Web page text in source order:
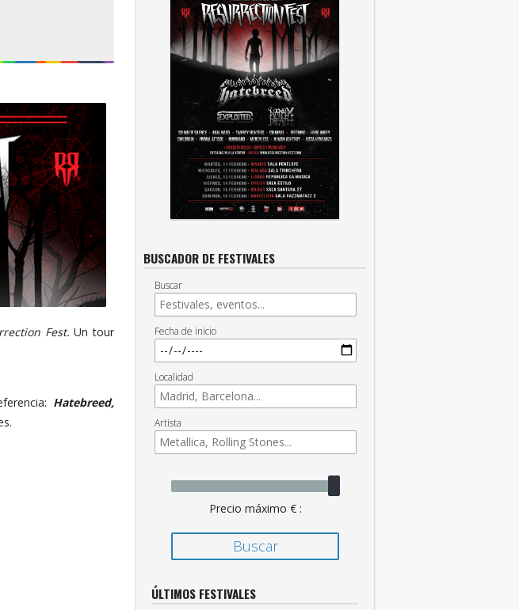
Fest. Un tour
Hatebreed,
BUSCADOR DE FESTIVALES
Buscar
Fecha de inicio
Localidad
Artista
Precio máximo € :
ÚLTIMOS FESTIVALES